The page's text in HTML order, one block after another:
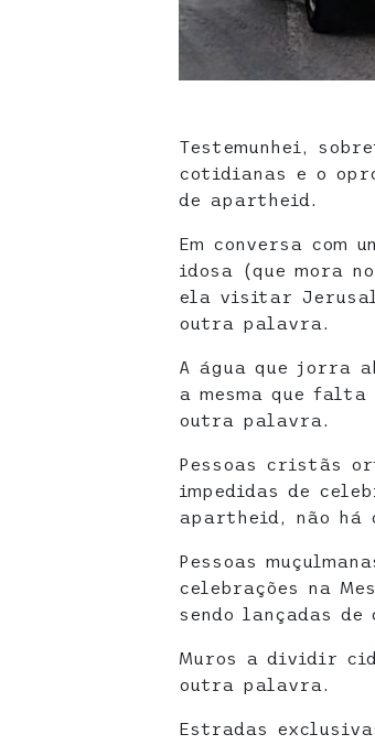
Testemunhei,
cotidianas e o
de apartheid.
Em conversa com
idosa (que mora
ela visitar
outra palavra.
A água que jorra
a mesma que
outra palavra.
Pessoas cristãs
impedidas de
apartheid, não há
Pessoas
celebrações na
sendo lançadas
Muros a dividir
outra palavra.
Estradas